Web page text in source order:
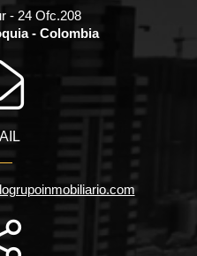
- 24 Ofc.208
- Colombia